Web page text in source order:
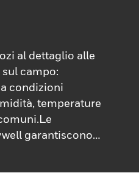
al dettaglio alle
campo:
condizioni
temperature
garantiscono